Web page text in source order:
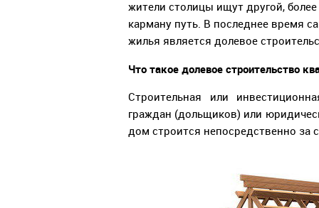
жители столицы ищут другой,
карману путь. В последнее время
жилья является долевое
Что такое долевое строительство
Строительная или
граждан (дольщиков) или
дом строится непосредственно за